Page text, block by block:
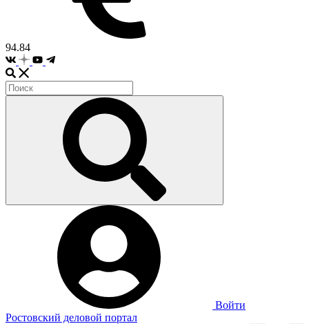
94.84
Войти
Ростовский деловой портал